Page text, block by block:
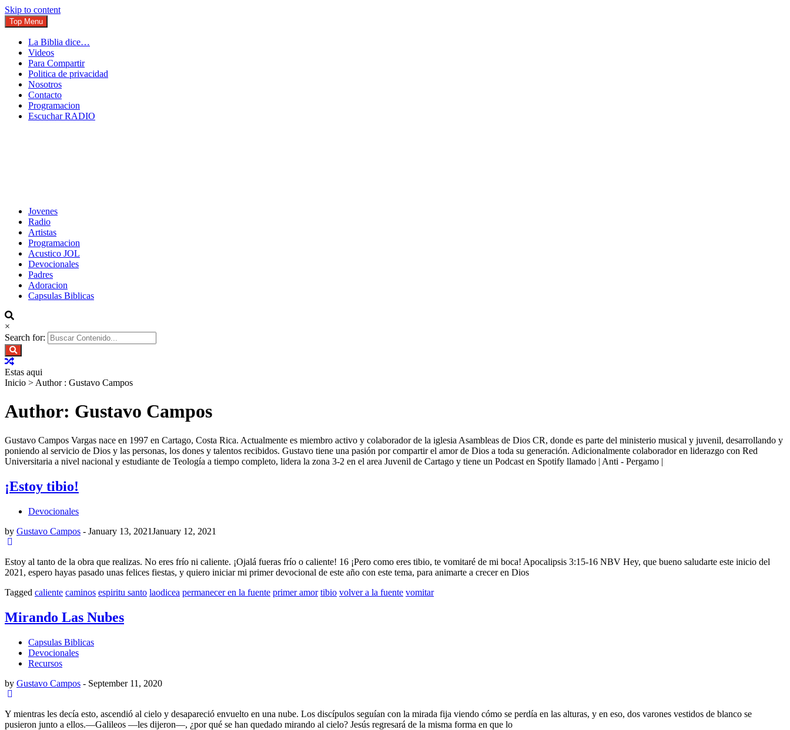
Skip to content
Top Menu
La Biblia dice…
Videos
Para Compartir
Politica de privacidad
Nosotros
Contacto
Programacion
Escuchar RADIO
Jovenes
Radio
Artistas
Programacion
Acustico JOL
Devocionales
Padres
Adoracion
Capsulas Biblicas
×
Search for:
Estas aqui
Inicio > Author : Gustavo Campos
Author: Gustavo Campos
Gustavo Campos Vargas nace en 1997 en Cartago, Costa Rica. Actualmente es miembro activo y colaborador de la iglesia Asambleas de Dios CR, donde es parte del ministerio musical y juvenil, desarrollando y
poniendo al servicio de Dios y las personas, los dones y talentos recibidos. Gustavo tiene una pasión por compartir el amor de Dios a toda su generación. Adicionalmente colaborador en liderazgo con Red
Universitaria a nivel nacional y estudiante de Teología a tiempo completo, lidera la zona 3-2 en el area Juvenil de Cartago y tiene un Podcast en Spotify llamado | Anti - Pergamo |
¡Estoy tibio!
Devocionales
by Gustavo Campos - January 13, 2021January 12, 2021
Estoy al tanto de la obra que realizas. No eres frío ni caliente. ¡Ojalá fueras frío o caliente! 16 ¡Pero como eres tibio, te vomitaré de mi boca! Apocalipsis 3:15-16 NBV Hey, que bueno saludarte este inicio del
2021, espero hayas pasado unas felices fiestas, y quiero iniciar mi primer devocional de este año con este tema, para animarte a crecer en Dios
Tagged caliente caminos espiritu santo laodicea permanecer en la fuente primer amor tibio volver a la fuente vomitar
Mirando Las Nubes
Capsulas Biblicas
Devocionales
Recursos
by Gustavo Campos - September 11, 2020
Y mientras les decía esto, ascendió al cielo y desapareció envuelto en una nube. Los discípulos seguían con la mirada fija viendo cómo se perdía en las alturas, y en eso, dos varones vestidos de blanco se
pusieron junto a ellos.―Galileos —les dijeron—, ¿por qué se han quedado mirando al cielo? Jesús regresará de la misma forma en que lo